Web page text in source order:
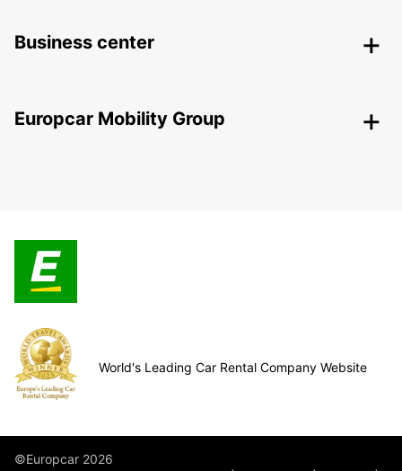
Business center
Europcar Mobility Group
World's Leading Car Rental Company Website
©Europcar 2026